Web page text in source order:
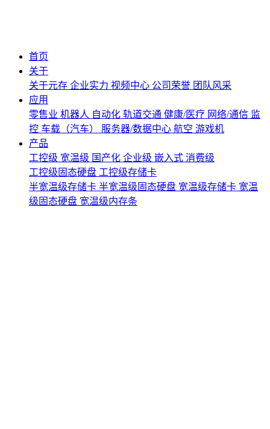
首页
关于
关于元存 企业实力 视频中心 公司荣誉 团队风采
应用
零售业 机器人 自动化 轨道交通 健康/医疗 网络/通信 监
控 车载（汽车） 服务器/数据中心 航空 游戏机
产品
工控级 宽温级 国产化 企业级 嵌入式 消费级
工控级固态硬盘 工控级存储卡
半宽温级存储卡 半宽温级固态硬盘 宽温级存储卡 宽温
级固态硬盘 宽温级内存条